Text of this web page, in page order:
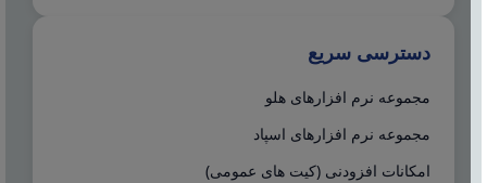
دسترسی سریع
مجموعه نرم افزارهای هلو
مجموعه نرم افزارهای اسپاد
امکانات افزودنی (کیت های عمومی)